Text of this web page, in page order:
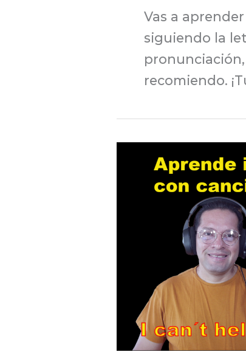
Vas a
siguiendo la
recomiendo.
cantando
WITH